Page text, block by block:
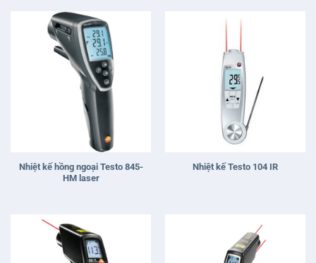
Nhiệt kế hồng ngoại Testo 845-
HM laser
Nhiệt kế Testo 104 IR